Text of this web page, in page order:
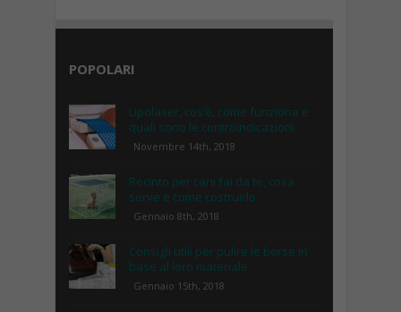
POPOLARI
Lipolaser, cos’è, come funziona e
quali sono le controindicazioni
Novembre 14th, 2018
Recinto per cani fai da te, cosa
serve e come costruirlo
Gennaio 8th, 2018
Consigli utili per pulire le borse in
base al loro materiale
Gennaio 15th, 2018